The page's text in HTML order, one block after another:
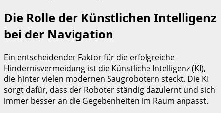
Die Rolle der Künstlichen Intelligenz
bei der Navigation
Ein entscheidender Faktor für die erfolgreiche
Hindernisvermeidung ist die Künstliche Intelligenz (KI),
die hinter vielen modernen Saugrobotern steckt. Die KI
sorgt dafür, dass der Roboter ständig dazulernt und sich
immer besser an die Gegebenheiten im Raum anpasst.